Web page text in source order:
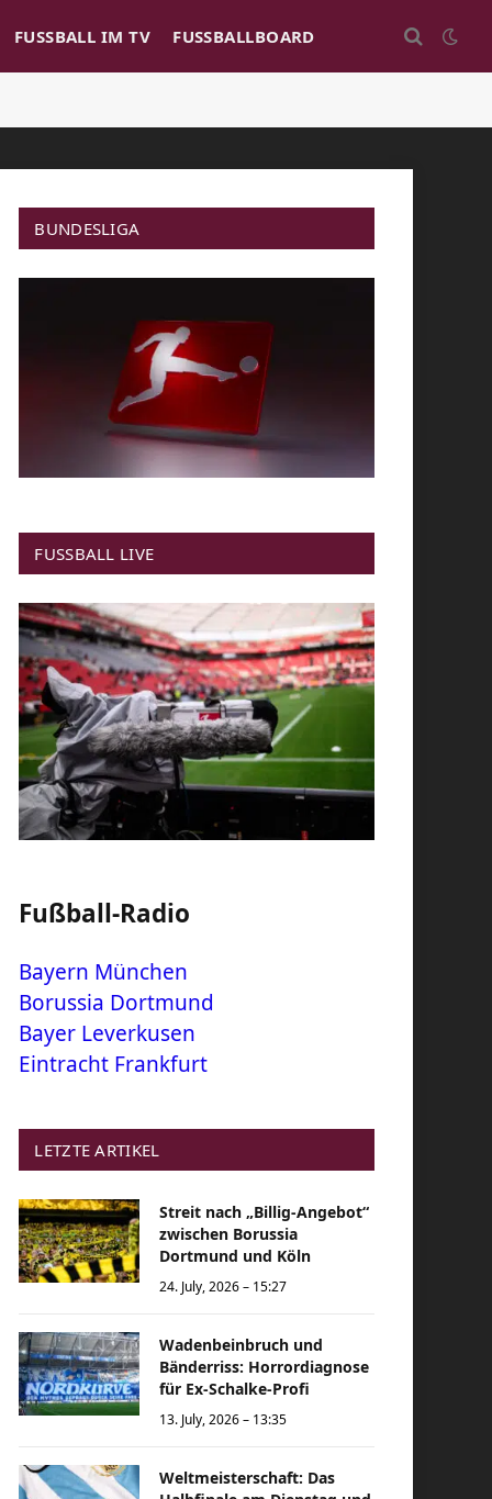
FUSSBALL IM TV FUSSBALLBOARD
BUNDESLIGA
FUSSBALL LIVE
Fußball-Radio
Bayern München
Borussia Dortmund
Bayer Leverkusen
Eintracht Frankfurt
LETZTE ARTIKEL
Streit nach „Billig-Angebot“
zwischen Borussia
Dortmund und Köln
24. July, 2026 – 15:27
Wadenbeinbruch und
Bänderriss: Horrordiagnose
für Ex-Schalke-Profi
13. July, 2026 – 13:35
Weltmeisterschaft: Das